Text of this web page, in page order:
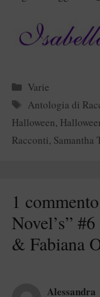
Categorie
Varie
Tag
Antologia di
Halloween,
Racconti, Samantha
1
Novel’s”
& Fabiana
Alessandra